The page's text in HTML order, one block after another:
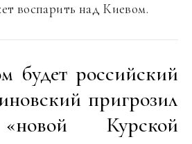
воспарить над Киевом.
будет российский
пригрозил
Курской